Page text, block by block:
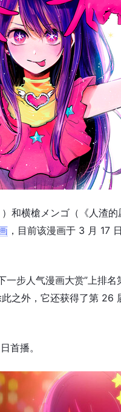
和横槍メンゴ（《人渣
，目前该漫画于 3 月 17
一步人气漫画大赏”上排
之外，它还获得了第 26
首播。